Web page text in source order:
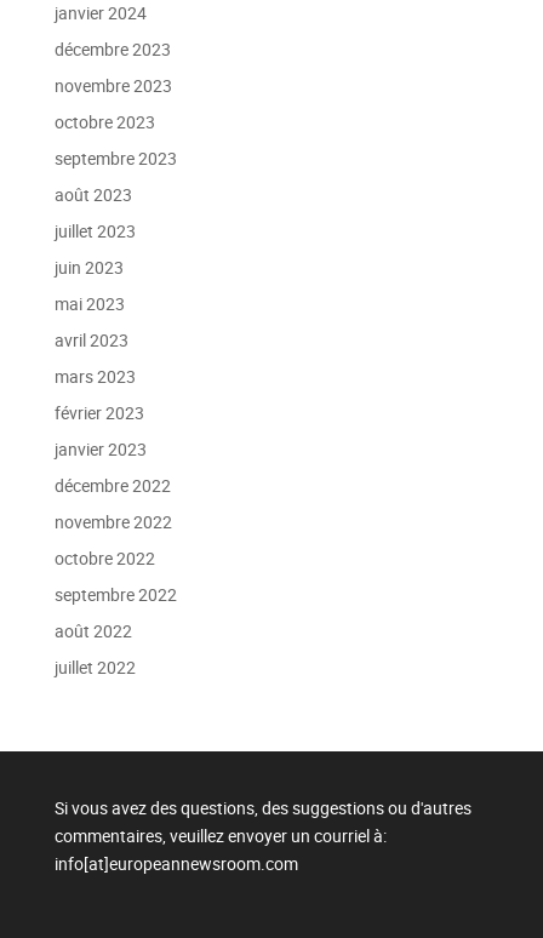
janvier 2024
décembre 2023
novembre 2023
octobre 2023
septembre 2023
août 2023
juillet 2023
juin 2023
mai 2023
avril 2023
mars 2023
février 2023
janvier 2023
décembre 2022
novembre 2022
octobre 2022
septembre 2022
août 2022
juillet 2022
Si vous avez des questions, des suggestions ou d'autres
commentaires, veuillez envoyer un courriel à:
info[at]europeannewsroom.com